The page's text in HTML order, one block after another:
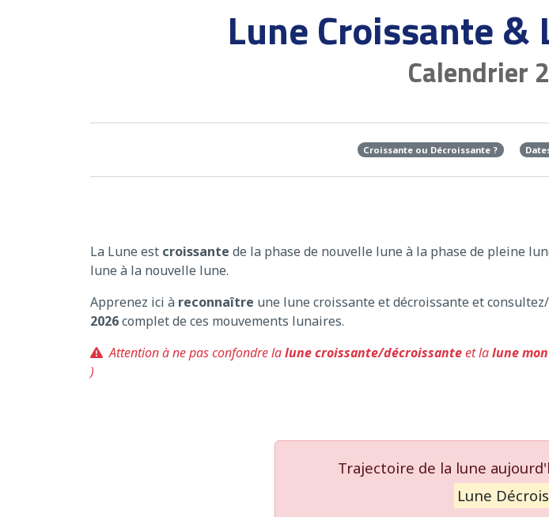
Lune Croissante
Calendrier
Croissante ou Décroissante ?
La Lune est croissante de la phase de nouvelle lune à la phase de pleine
lune à la nouvelle lune.
Apprenez ici à reconnaître une lune croissante et décroissante et
2026complet de ces mouvements lunaires.
Attention à ne pas confondre lalune croissante/décroissanteet lalune
)
Trajectoire de la lune
Lune